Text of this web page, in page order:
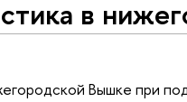
в
Вышке при